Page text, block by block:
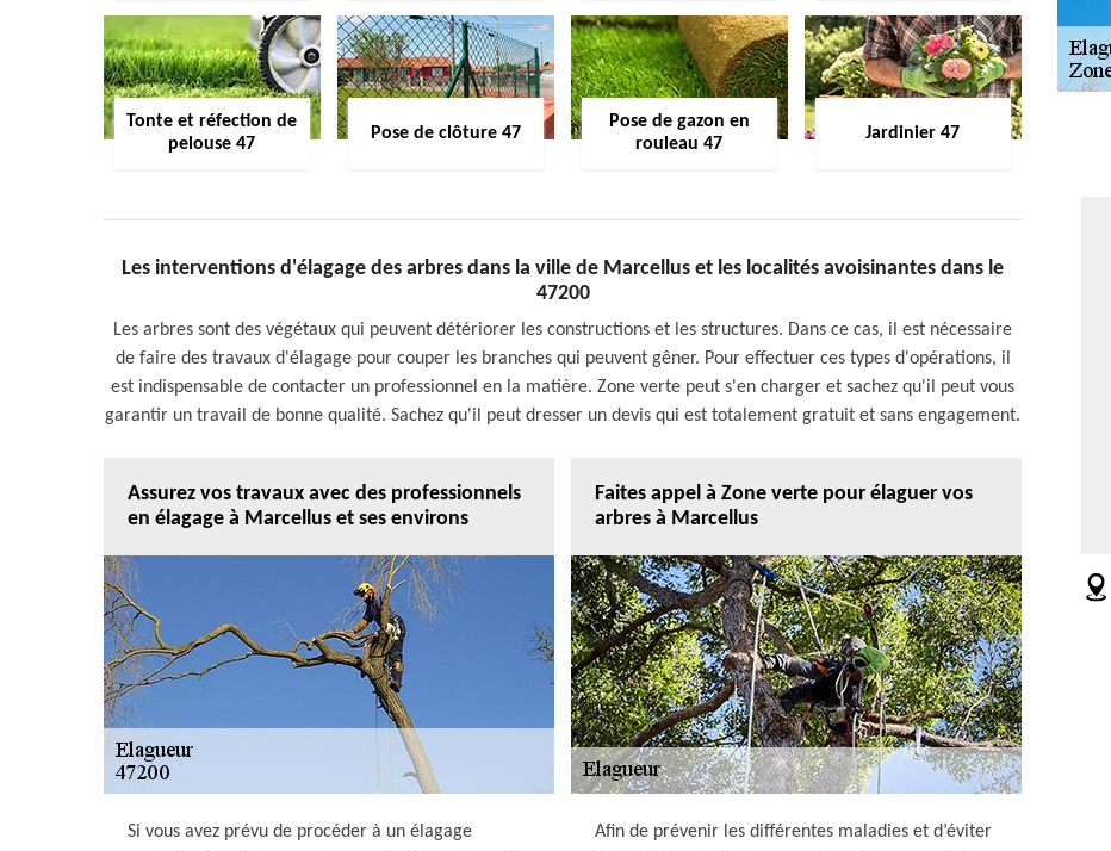
Tonte et réfection de
pelouse 47
Pose de clôture 47
Pose de gazon en
rouleau 47
Jardinier 47
Les interventions d'élagage des arbres dans la ville de Marcellus et les localités avoisinantes dans le
47200
Les arbres sont des végétaux qui peuvent détériorer les constructions et les structures. Dans ce cas, il est nécessaire
de faire des travaux d'élagage pour couper les branches qui peuvent gêner. Pour effectuer ces types d'opérations, il
est indispensable de contacter un professionnel en la matière. Zone verte peut s'en charger et sachez qu'il peut vous
garantir un travail de bonne qualité. Sachez qu'il peut dresser un devis qui est totalement gratuit et sans engagement.
Assurez vos travaux avec des professionnels
en élagage à Marcellus et ses environs
Si vous avez prévu de procéder à un élagage
Faites appel à Zone verte pour élaguer vos
arbres à Marcellus
Afin de prévenir les différentes maladies et d’éviter